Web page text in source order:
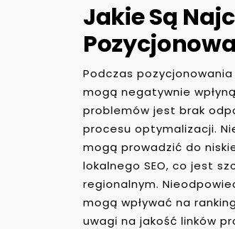
Jakie Są
Podczas
mogą negatywnie
problemów jest brak
procesu optymalizacji.
mogą prowadzić do
lokalnego SEO, co jest
regionalnym.
mogą wpływać na
uwagi na jakość linków